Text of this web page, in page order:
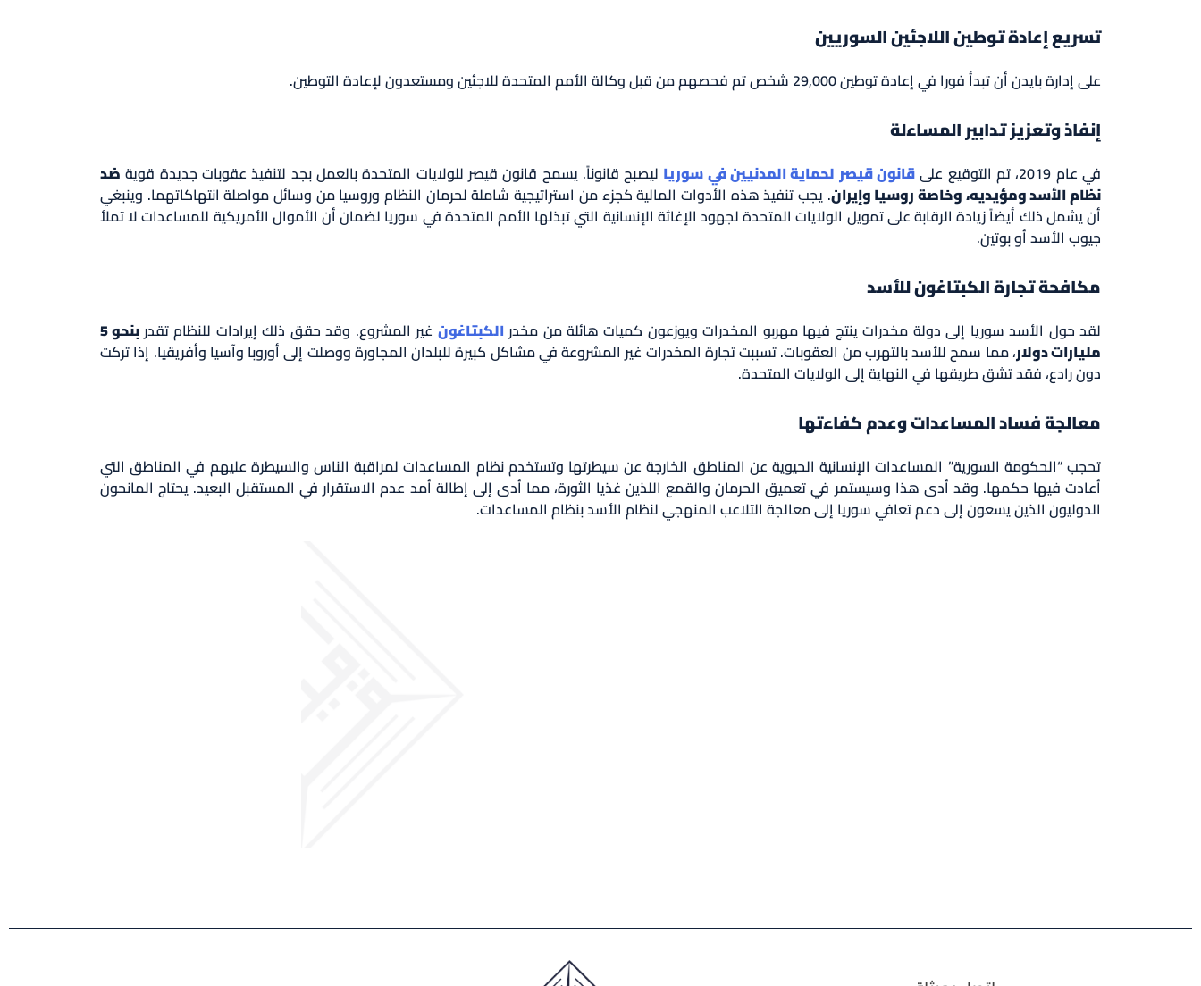
تسريع إعادة توطين اللاجئين السوريين
على إدارة بايدن أن تبدأ فورا في إعادة توطين 29,000 شخص تم فحصهم من قبل وكالة الأمم المتحدة للاجئين ومستعدون لإعادة التوطين.
إنفاذ وتعزيز تدابير المساءلة
في عام 2019، تم التوقيع على قانون قيصر لحماية المدنيين في سوريا ليصبح قانوناً. يسمح قانون قيصر للولايات المتحدة بالعمل بجد لتنفيذ عقوبات جديدة قوية ضد
نظام الأسد ومؤيديه، وخاصة روسيا وإيران. يجب تنفيذ هذه الأدوات المالية كجزء من استراتيجية شاملة لحرمان النظام وروسيا من وسائل مواصلة انتهاكاتهما. وينبغي
أن يشمل ذلك أيضاً زيادة الرقابة على تمويل الولايات المتحدة لجهود الإغاثة الإنسانية التي تبذلها الأمم المتحدة في سوريا لضمان أن الأموال الأمريكية للمساعدات لا تملأ
جيوب الأسد أو بوتين.
مكافحة تجارة الكبتاغون للأسد
لقد حول الأسد سوريا إلى دولة مخدرات ينتج فيها مهربو المخدرات ويوزعون كميات هائلة من مخدرالكبتاغون غير المشروع. وقد حقق ذلك إيرادات للنظام تقدر
بنحو 5
مليارات دولار، مما سمح للأسد بالتهرب من العقوبات. تسببت تجارة المخدرات غير المشروعة في مشاكل كبيرة للبلدان المجاورة ووصلت إلى أوروبا وآسيا وأفريقيا. إذا تركت
دون رادع، فقد تشق طريقها في النهاية إلى الولايات المتحدة.
معالجة فساد المساعدات وعدم كفاءتها
تحجب “الحكومة السورية” المساعدات الإنسانية الحيوية عن المناطق الخارجة عن سيطرتها وتستخدم نظام المساعدات لمراقبة الناس والسيطرة عليهم في المناطق التي
أعادت فيها حكمها. وقد أدى هذا وسيستمر في تعميق الحرمان والقمع اللذين غذيا الثورة، مما أدى إلى إطالة أمد عدم الاستقرار في المستقبل البعيد. يحتاج المانحون
الدوليون الذين يسعون إلى دعم تعافي سوريا إلى معالجة التلاعب المنهجي لنظام الأسد بنظام المساعدات.